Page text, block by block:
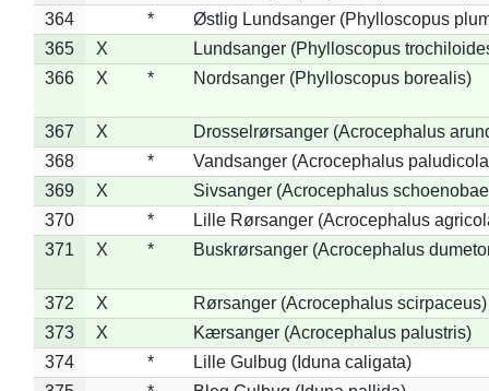
364
*
Østlig Lundsanger (Phylloscopus
365
X
Lundsanger (Phylloscopus
366
X * Nordsanger (Phylloscopus borealis)
367 X
Drosselrørsanger (Acrocephalus
368
*
Vandsanger (Acrocephalus
369
X
Sivsanger (Acrocephalus
370
*
Lille Rørsanger (Acrocephalus
371
X * Buskrørsanger (Acrocephalus
372 X
Rørsanger (Acrocephalus scirpaceus)
373
X
Kærsanger (Acrocephalus palustris)
374
*
Lille Gulbug (Iduna caligata)